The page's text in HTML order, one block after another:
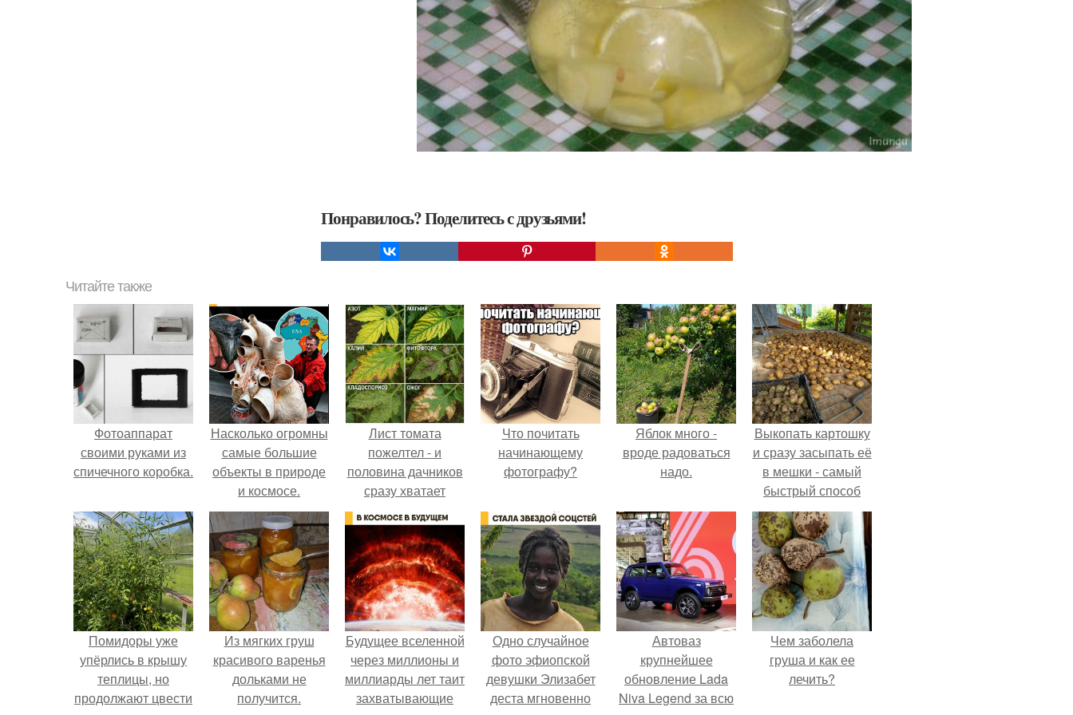
Понравилось? Поделитесь с друзьями!
Читайте также
Фотоаппарат
своими руками из
спичечного коробка.
Насколько огромны
самые большие
объекты в природе
и космосе.
Лист томата
пожелтел - и
половина дачников
сразу хватает
удобрение.
Что почитать
начинающему
фотографу?
Яблок много -
вроде радоваться
надо.
Выкопать картошку
и сразу засыпать её
в мешки - самый
быстрый способ
спрятать вместе с
урожаем гниль,
порезы и больные
клубни.
Помидоры уже
упёрлись в крышу
теплицы, но
продолжают цвести
Из мягких груш
красивого варенья
дольками не
получится.
Будущее вселенной
через миллионы и
миллиарды лет таит
захватывающие
Одно случайное
фото эфиопской
девушки Элизабет
деста мгновенно
Автоваз
крупнейшее
обновление Lada
Niva Legend за всю
Чем заболела
груша и как ее
лечить?